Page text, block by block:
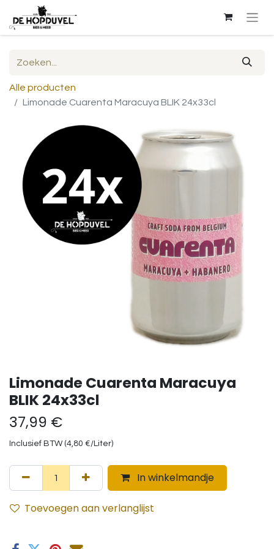
Alle producten
Limonade Cuarenta Maracuya BLIK 24x33cl
Limonade Cuarenta Maracuya
BLIK 24x33cl
37,99 €
Inclusief BTW (4,80 €/Liter)
In winkelmandje
Toevoegen aan verlanglijst